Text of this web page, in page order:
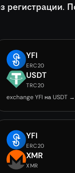
регистрации.
YFI
ERC20
USDT
TRC20
exchange YFI на USDT →
YFI
ERC20
XMR
XMR